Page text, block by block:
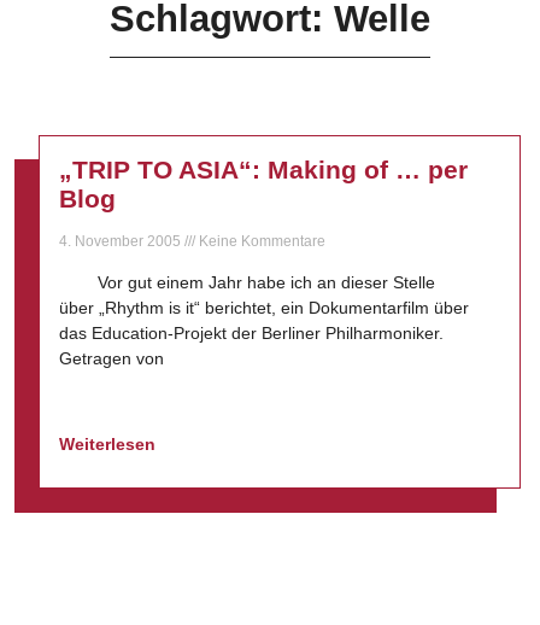
Schlagwort: Welle
„TRIP TO ASIA“: Making of … per
Blog
4. November 2005 Keine Kommentare
Vor gut einem Jahr habe ich an dieser Stelle
über „Rhythm is it“ berichtet, ein Dokumentarfilm über
das Education-Projekt der Berliner Philharmoniker.
Getragen von
Weiterlesen